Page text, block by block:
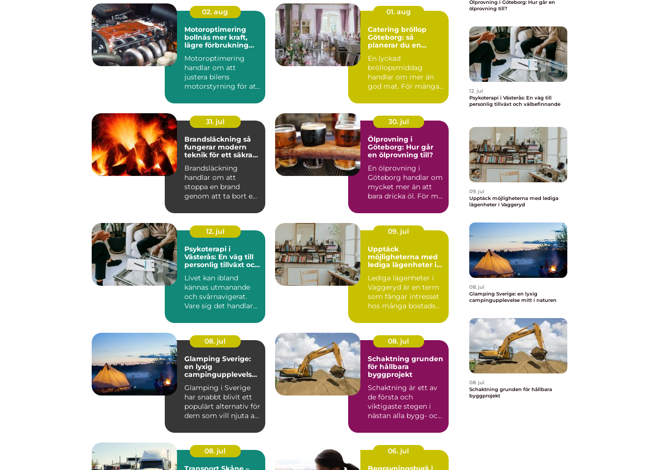
02. aug
Motoroptimering
bollnäs mer kraft,
lägre förbrukning
Motoroptimering
handlar om att
justera bilens
motorstyrning för att
gasrespons ...
01. aug
Catering bröllop
Göteborg: så
planerar du en
bröllopsmiddag
En lyckad
bröllopsmiddag
handlar om mer än
god mat. För många
31. jul
Brandsläckning så
fungerar modern
teknik för ett säkrare
Brandsläckning
handlar om att
stoppa en brand
genom att ta bort en
förutsättningarna ...
30. jul
Ölprovning i
Göteborg: Hur går
en ölprovning till?
En ölprovning i
Göteborg handlar om
mycket mer än att
bara dricka öl. För m...
12. jul
Psykoterapi i
Västerås: En väg till
personlig tillväxt och
Livet kan ibland
kännas utmanande
och svårnavigerat.
Vare sig det handlar
09. jul
Upptäck
möjligheterna med
lediga lägenheter i
Lediga lägenheter i
Vaggeryd är en term
som fångar intresset
hos många bostads...
08. jul
Glamping Sverige:
en lyxig
campingupplevelse
Glamping i Sverige
har snabbt blivit ett
populärt alternativ för
dem som vill njuta av
08. jul
Schaktning grunden
för hållbara
byggprojekt
Schaktning är ett av
de första och
viktigaste stegen i
nästan alla bygg- och
Uta...
08. jul
06. jul
Ölprovning i Göteborg: Hur går en
ölprovning till?
12. jul
Psykoterapi i Västerås: En väg till
personlig tillväxt och välbefinnande
09. jul
Upptäck möjligheterna med lediga
lägenheter i Vaggeryd
08. jul
Glamping Sverige: en lyxig
campingupplevelse mitt i naturen
08. jul
Schaktning grunden för hållbara
byggprojekt